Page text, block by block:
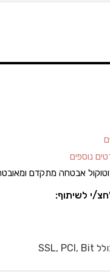
נוספים
אבטחה מתקדם
י לשיתוף: